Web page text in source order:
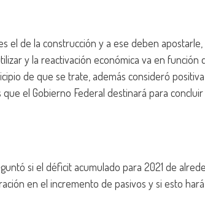
el de la construcción y a ese deben
y la reactivación económica va en función
de que se trate, además consideró
el Gobierno Federal destinará para
si el déficit acumulado para 2021 de
en el incremento de pasivos y si esto